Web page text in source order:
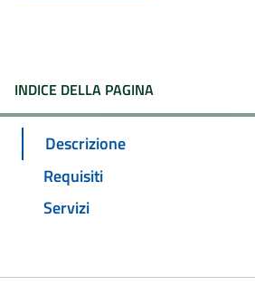
INDICE DELLA PAGINA
Descrizione
Requisiti
Servizi